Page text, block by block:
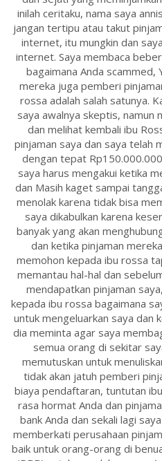
inilah ceritaku, nama saya
jangan tertipu atau takut
internet, itu mungkin dan
internet. Saya membaca
bagaimana Anda scammed,
mereka juga pemberi
rossa adalah salah satunya.
saya awalnya skeptis, namun
dan melihat kembali ibu
pinjaman saya dan saya telah
dengan tepat
saya harus mengakui ketika
dan Masih kaget sampai
menolak karena tidak bisa
saya dikabulkan karena
banyak yang akan
dan ketika pinjaman
memohon kepada ibu rossa
memantau hal-hal dan
mendapatkan pinjaman
kepada ibu rossa bagaimana
untuk mengeluarkan saya dan
dia meminta agar saya
semua orang di sekitar
memutuskan untuk
tidak akan jatuh pemberi
biaya pendaftaran, tuntutan
rasa hormat Anda dan
bank Anda dan sekali lagi
memberkati perusahaan
baik untuk orang-orang di